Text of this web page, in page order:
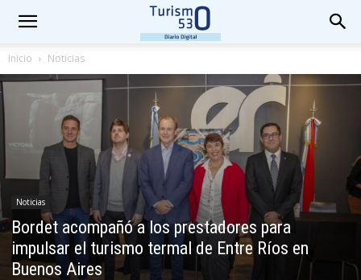
Inicio Noticias
Noticias
Bordet acompañó a los prestadores para
impulsar el turismo termal de Entre Ríos en
Buenos Aires